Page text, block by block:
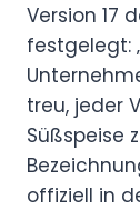
Version 17
festgelegt:
treu, jeder
Süßspeise
offiziell in